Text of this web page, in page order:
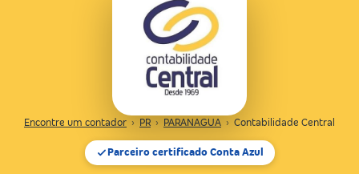
Encontre um contador › PR › PARANAGUA › Contabilidade Central
Parceiro certificado Conta Azul